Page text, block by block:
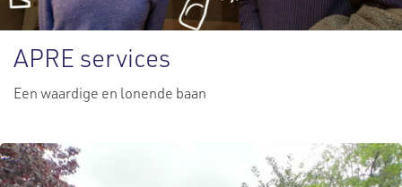
APRE services
Een waardige en lonende baan